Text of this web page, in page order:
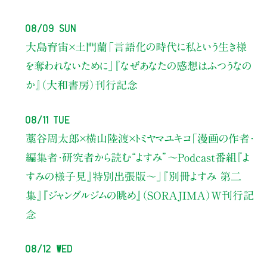
08/09 Sun
大島育宙×土門蘭 「言語化の時代に私という生き様
を奪われないために」
『なぜあなたの感想はふつうなの
か』（大和書房）刊行記念
08/11 Tue
藁谷周太郎×横山陸渡×トミヤマユキコ「漫画の作者・
編集者・研究者から読む“よすみ” 〜Podcast番組『よ
すみの様子見』特別出張版〜」
『別冊よすみ 第二
集』『ジャングルジムの眺め』（SORAJIMA）W刊行記
念
08/12 Wed